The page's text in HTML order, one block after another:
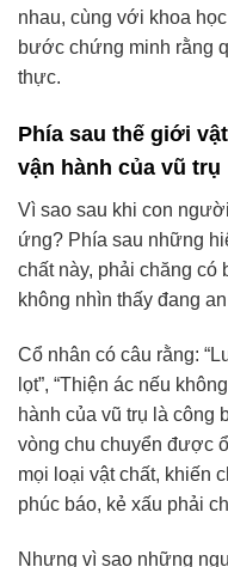
nhau, cùng với khoa
bước chứng minh rằng
thực.
Phía sau thế giới
vận hành của vũ trụ
Vì sao sau khi con
ứng? Phía sau những
chất này, phải chăng có
không nhìn thấy đang
Cổ nhân có câu rằng:
lọt”, “Thiện ác nếu
hành của vũ trụ là công
vòng chu chuyển được
mọi loại vật chất, khiến
phúc báo, kẻ xấu phải
Nhưng vì sao những